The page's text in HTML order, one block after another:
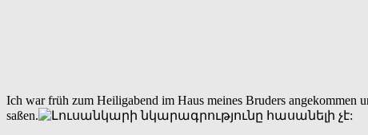
Ich war früh zum Heiligabend im Haus meines Bruders angekommen
saßen.